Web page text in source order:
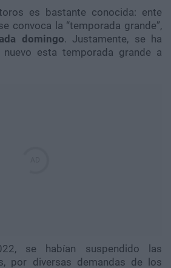
es bastante conocida: ente
convoca la “temporada grande”,
domingo. Justamente, se ha
esta temporada grande a
se habían suspendido las
por diversas demandas de los